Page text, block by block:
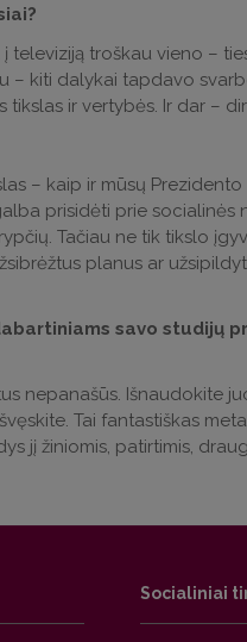
televiziją troškau vieno –
– kiti dalykai tapdavo
ir vertybės. Ir dar –
– kaip ir mūsų
prisidėti prie socialinės
Tačiau ne tik tikslo
planus ar
savo studijų
nepanašūs. Išnaudokite
Tai fantastiškas
jį žiniomis, patirtimis,
Socialiniai